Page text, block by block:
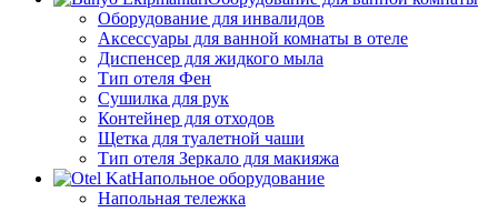
Оборудование для инвалидов
Аксессуары для ванной комнаты в отеле
Диспенсер для жидкого мыла
Тип отеля Фен
Сушилка для рук
Контейнер для отходов
Щетка для туалетной чаши
Тип отеля Зеркало для макияжа
Напольное оборудование
Напольная тележка